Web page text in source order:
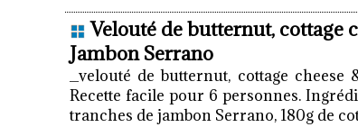
Velouté de butternut, cottage
Jambon Serrano
_velouté de butternut, cottage
Recette facile pour 6 personnes.
tranches de jambon Serrano, 180g de